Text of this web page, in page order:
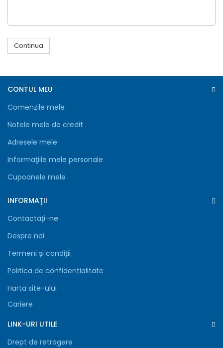
Continua
CONTUL MEU
Comenzile mele
Notele mele de credit
Adresele mele
Informaţiile mele personale
Cupoanele mele
INFORMAŢII
Contactați-ne
Despre noi
Termeni și condiții
Politica de confidentialitate
Harta site-ului
Cariere
LINK-URI UTILE
Drept de retragere